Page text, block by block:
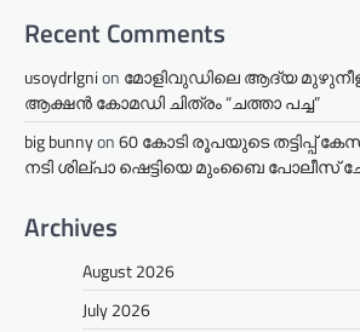
Recent Comments
usoydrlgnion മോളിവുഡിലെ ആദ്യ മുഴുനീള
ആക്ഷൻ കോമഡി ചിത്രം “ചത്താ പച്ച”
big bunnyon60 കോടി രൂപയുടെ തട്ടിപ്പ്
നടി ശില്പാ ഷെട്ടിയെ മുംബൈ പോലീസ്
Archives
August 2026
July 2026